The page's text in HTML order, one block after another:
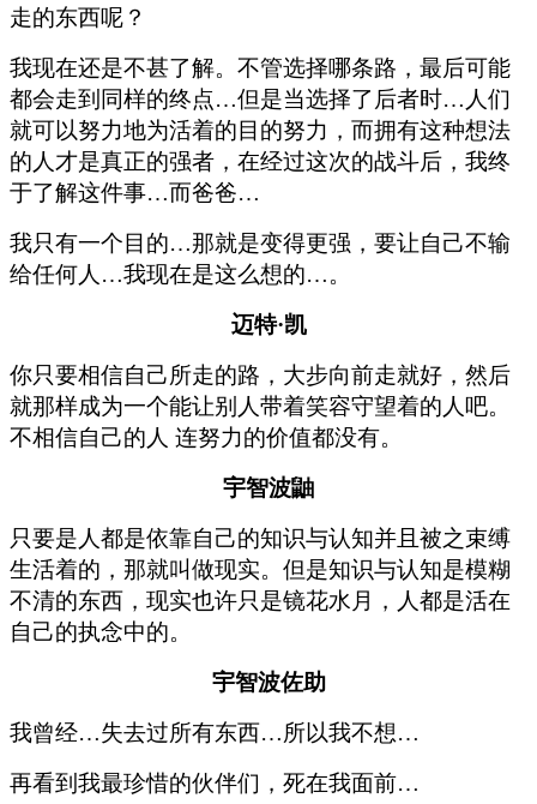
走的东西呢？
我现在还是不甚了解。不管选择哪条路，最后可能
都会走到同样的终点…但是当选择了后者时…人们
就可以努力地为活着的目的努力，而拥有这种想法
的人才是真正的强者，在经过这次的战斗后，我终
于了解这件事…而爸爸…
我只有一个目的…那就是变得更强，要让自己不输
给任何人…我现在是这么想的…。
迈特·凯
你只要相信自己所走的路，大步向前走就好，然后
就那样成为一个能让别人带着笑容守望着的人吧。
不相信自己的人 连努力的价值都没有。
宇智波鼬
只要是人都是依靠自己的知识与认知并且被之束缚
生活着的，那就叫做现实。但是知识与认知是模糊
不清的东西，现实也许只是镜花水月，人都是活在
自己的执念中的。
宇智波佐助
我曾经…失去过所有东西…所以我不想…
再看到我最珍惜的伙伴们，死在我面前…